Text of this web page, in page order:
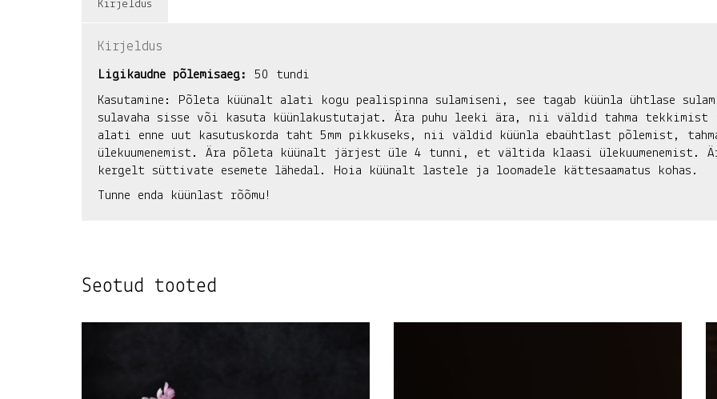
Kirjeldus
Kirjeldus
Ligikaudne põlemisaeg:
50 tundi
Kasutamine:
Põleta küünalt alati kogu pealispinna sulamiseni, see tagab küünla ühtlase
sulavaha sisse või kasuta küünlakustutajat. Ära puhu leeki ära, nii väldid tahma
alati enne uut kasutuskorda taht 5mm pikkuseks, nii väldid küünla ebaühtlast põlemist,
ülekuumenemist. Ära põleta küünalt järjest üle 4 tunni, et vältida klaasi ülekuumenemist.
kergelt süttivate esemete lähedal. Hoia küünalt lastele ja loomadele kättesaamatus kohas.
Tunne enda küünlast rõõmu!
Seotud tooted